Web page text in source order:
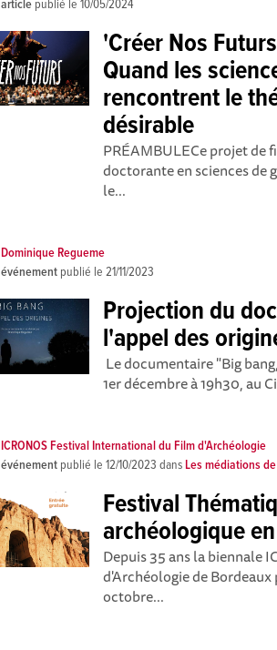
article publié le10/05/2024
'Créer Nos
Quand les
rencontrent le
désirable
PRÉAMBULE Ce projet de
doctorante en sciences de
le...
Dominique Regueme
événement publié le21/11/2023
Projection du
l'appel des
Le documentaire "Big
1er décembre à 19h30, au
ICRONOS Festival International du Film d'Archéologie
événement publié le12/10/2023 dansLes médiations
Festival
archéologique
Depuis 35 ans la biennale
d'Archéologie de
octobre...